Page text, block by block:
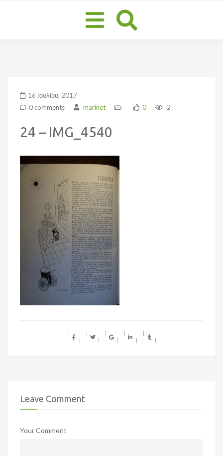
Toggle
navigation
16 Ιουλίου, 2017
0 comments
marinet 0 2
24 – IMG_4540
Leave Comment
Your Comment